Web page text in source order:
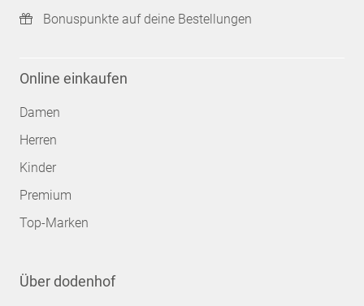
Bonuspunkte auf deine Bestellungen
Online einkaufen
Damen
Herren
Kinder
Premium
Top-Marken
Über dodenhof